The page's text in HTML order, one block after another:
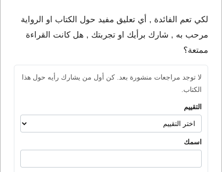
لكي تعم الفائدة , أي تعليق مفيد حول الكتاب او الرواية
مرحب به , شارك برأيك او تجربتك , هل كانت القراءة
ممتعة؟
لا توجد مراجعات منشورة بعد. كن أول من يشارك رأيه حول هذا
الكتاب.
التقييم
اسمك